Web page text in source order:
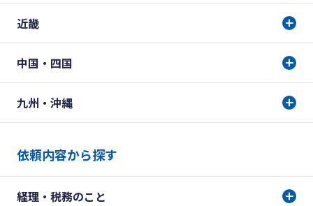
近畿
中国・四国
九州・沖縄
依頼内容から探す
経理・税務のこと